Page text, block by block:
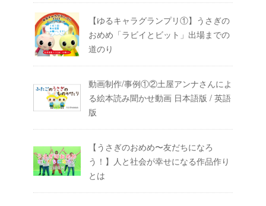
【ゆるキャラグランプリ①】うさぎの
おめめ「ラビイとビット」出場までの
道のり
動画制作/事例①②土屋アンナさんによ
る絵本読み聞かせ動画 日本語版 / 英語
版
【うさぎのおめめ〜友だちになろ
う！】人と社会が幸せになる作品作り
とは